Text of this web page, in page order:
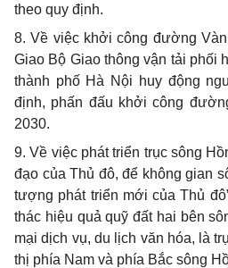
theo quy định.
8. Về việc khởi công đường
Giao Bộ Giao thông vận tải phối
thành phố Hà Nội huy động
định, phấn đấu khởi công
2030.
9. Về việc phát triển trục sông
đạo của Thủ đô, để không gian
tượng phát triển mới của Thủ
thác hiệu quả quỹ đất hai bên
mại dịch vụ, du lịch văn hóa, là
thị phía Nam và phía Bắc sông